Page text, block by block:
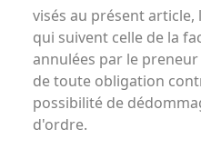
visés au présent
qui suivent celle de la
annulées par le
de toute obligation
possibilité de
d'ordre.